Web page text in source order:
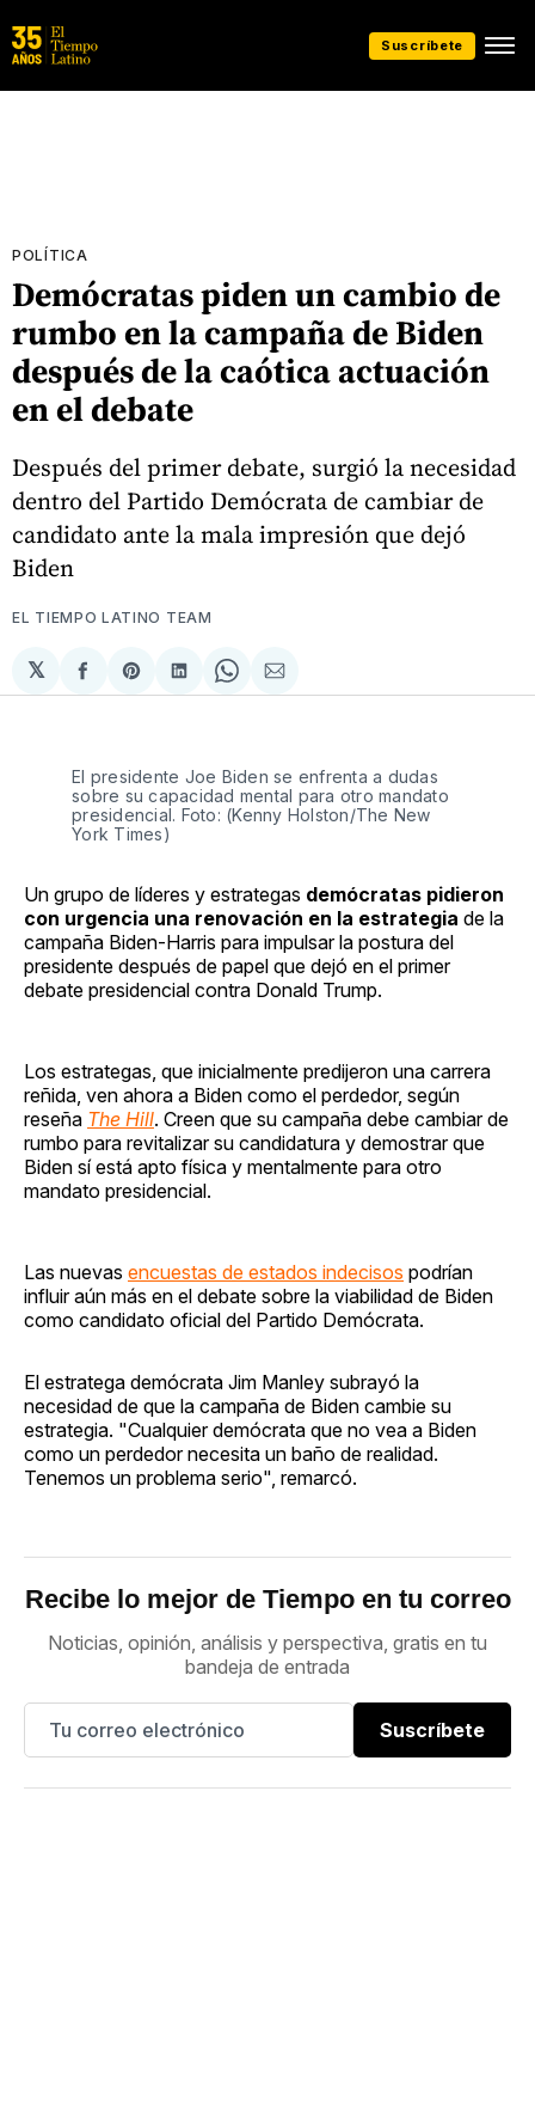
Suscríbete
POLÍTICA
Demócratas piden un cambio de
rumbo en la campaña de Biden
después de la caótica actuación
en el debate
Después del primer debate, surgió la necesidad
dentro del Partido Demócrata de cambiar de
candidato ante la mala impresión que dejó
Biden
EL TIEMPO LATINO TEAM
𝕏
Compartir
en
Share
on
Compartir
en
Share
on
Compartir
via
El presidente Joe Biden se enfrenta a dudas
sobre su capacidad mental para otro mandato
presidencial. Foto: (Kenny Holston/The New
York Times)
Un grupo de líderes y estrategas demócratas pidieron
con urgencia una renovación en la estrategia de la
campaña Biden-Harris para impulsar la postura del
presidente después de papel que dejó en el primer
debate presidencial contra Donald Trump.
Los estrategas, que inicialmente predijeron una carrera
reñida, ven ahora a Biden como el perdedor, según
reseña The Hill. Creen que su campaña debe cambiar de
rumbo para revitalizar su candidatura y demostrar que
Biden sí está apto física y mentalmente para otro
mandato presidencial.
Las nuevas encuestas de estados indecisos podrían
influir aún más en el debate sobre la viabilidad de Biden
como candidato oficial del Partido Demócrata.
El estratega demócrata Jim Manley subrayó la
necesidad de que la campaña de Biden cambie su
estrategia. "Cualquier demócrata que no vea a Biden
como un perdedor necesita un baño de realidad.
Tenemos un problema serio", remarcó.
Recibe lo mejor de Tiempo en tu correo
Noticias, opinión, análisis y perspectiva, gratis en tu
bandeja de entrada
Suscríbete